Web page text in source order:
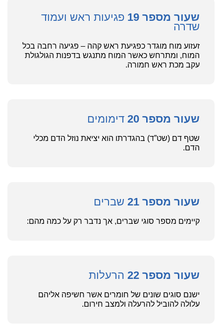
שעור מספר 19 פגיעות ראש ועמוד
שדרה
זעזוע מוח מוגדר כפגיעת ראש קהה – פגיעה רחבה בכל
המוח, ומתרחש כאשר המוח מתנגש בדפנות הגולגולת
עקב מכת ראש חמורה.
שעור מספר 20 דימומים
שטף דם (שט”ד) בהגדרתו הוא יציאת נוזל הדם מכלי
הדם.
שעור מספר 21 שברים
קיימים מספר סוגי שברים, אך נדבר רק על כמה מהם:
שעור מספר 22 הרעלות
ישנם סוגים שונים של חומרים אשר חשיפה אליהם
עלולה להוביל להרעלה ולמצב חירום.